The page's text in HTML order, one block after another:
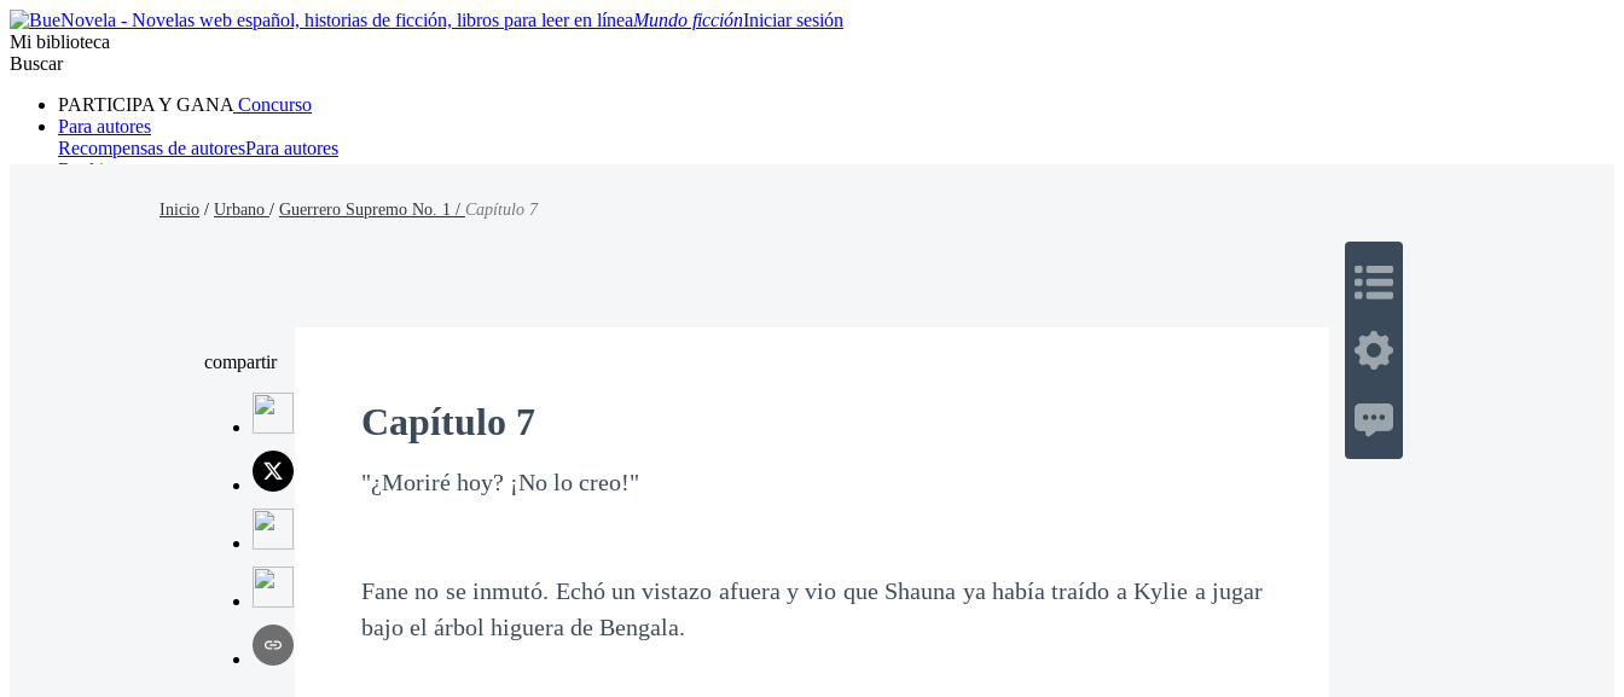
Mundo ficciónIniciar sesión
Mi biblioteca
Buscar
PARTICIPA Y GANA Concurso
Para autores
Recompensas de autoresPara autores
Ranking
Inicio / Urbano / Guerrero Supremo No. 1 / Capítulo 7
compartir
Capítulo 7
"¿Moriré hoy? ¡No lo creo!"
Fane no se inmutó. Echó un vistazo afuera y vio que Shauna ya había traído a Kylie a jugar
bajo el árbol higuera de Bengala.